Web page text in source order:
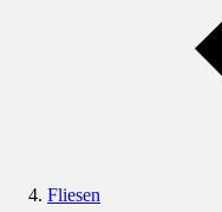
Fliesen